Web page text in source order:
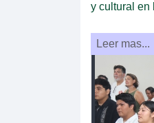
y cultural en
Leer mas...